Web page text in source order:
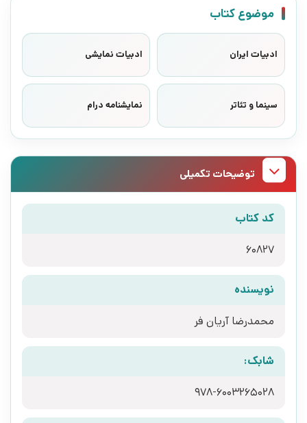
موضوع کتاب
ادبیات ایران ادبیات نمایشی
سینما و تئاتر نمایشنامه درام
توضیحات تکمیلی
کد کتاب
60827
نویسنده
محمدرضا آریان فر
شابک:
978-6003265028